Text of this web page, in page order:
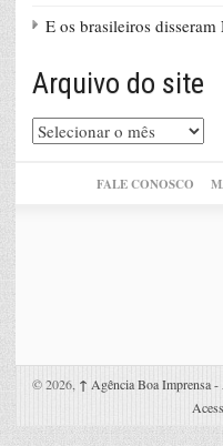
E os brasileiros
Arquivo do site
Arquivo
do
FALE CONOSCO
© 2026, ↑ Agência Boa Imprensa